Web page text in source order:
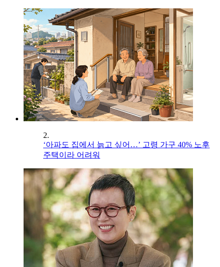
2.
‘아파도 집에서 늙고 싶어…’ 고령 가구 40% 노후
주택이라 어려워